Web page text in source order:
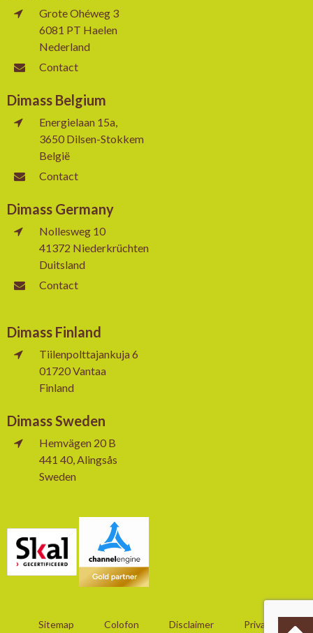
Grote Ohéweg 3
6081 PT Haelen
Nederland
Contact
Dimass Belgium
Energielaan 15a,
3650 Dilsen-Stokkem
België
Contact
Dimass Germany
Nollesweg 10
41372 Niederkrüchten
Duitsland
Contact
Dimass Finland
Tiilenpolttajankuja 6
01720 Vantaa
Finland
Dimass Sweden
Hemvägen 20 B
441 40, Alingsås
Sweden
Sitemap Colofon Disclaimer
Privacy